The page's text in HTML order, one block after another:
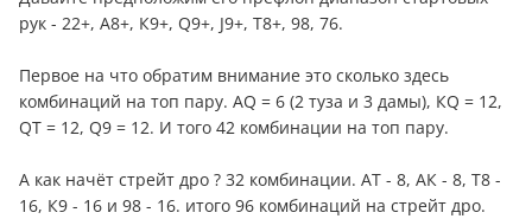
рук - 22+, А8+, К9+, Q9+, J9+, T8+, 98, 76.
Первое на что обратим внимание это сколько здесь
комбинаций на топ пару. АQ = 6 (2 туза и 3 дамы), КQ = 12,
QТ = 12, Q9 = 12. И того 42 комбинации на топ пару.
А как начёт стрейт дро ? 32 комбинации. АТ - 8, АК - 8, Т8 -
16, К9 - 16 и 98 - 16. итого 96 комбинаций на стрейт дро.